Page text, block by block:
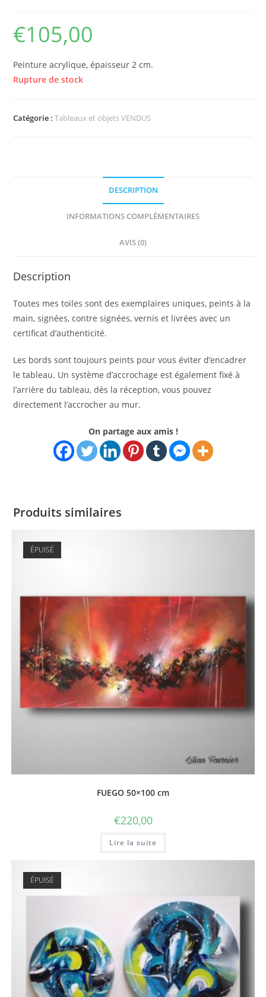
€105,00
Peinture acrylique, épaisseur 2 cm.
Rupture de stock
Catégorie :Tableaux et objets VENDUS
DESCRIPTION
INFORMATIONS COMPLÉMENTAIRES
AVIS (0)
Description
Toutes mes toiles sont des exemplaires uniques, peints à la
main, signées, contre signées, vernis et livrées avec un
certificat d’authenticité.
Les bords sont toujours peints pour vous éviter d’encadrer
le tableau. Un système d’accrochage est également fixé à
l’arrière du tableau, dès la réception, vous pouvez
directement l’accrocher au mur.
On partage aux amis !
Produits similaires
ÉPUISÉ
FUEGO 50×100 cm
€220,00
Lire la suite
ÉPUISÉ